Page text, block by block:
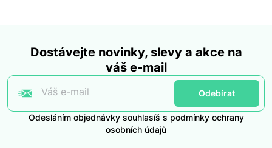
Dostávejte novinky, slevy a akce na
váš e-mail
Odebírat
Váš e-mail
Odesláním objednávky souhlasíš s podmínky ochrany
osobních údajů